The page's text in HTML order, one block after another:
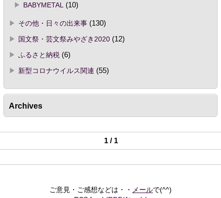
BABYMETAL
(10)
その他・日々の出来事(130)
国文祭・芸文祭みやざき2020(12)
ふるさと納税(6)
新型コロナウイルス関連 (55)
Archives
1 / 1
ご意見・ご感想などは・・ メールで(^^)